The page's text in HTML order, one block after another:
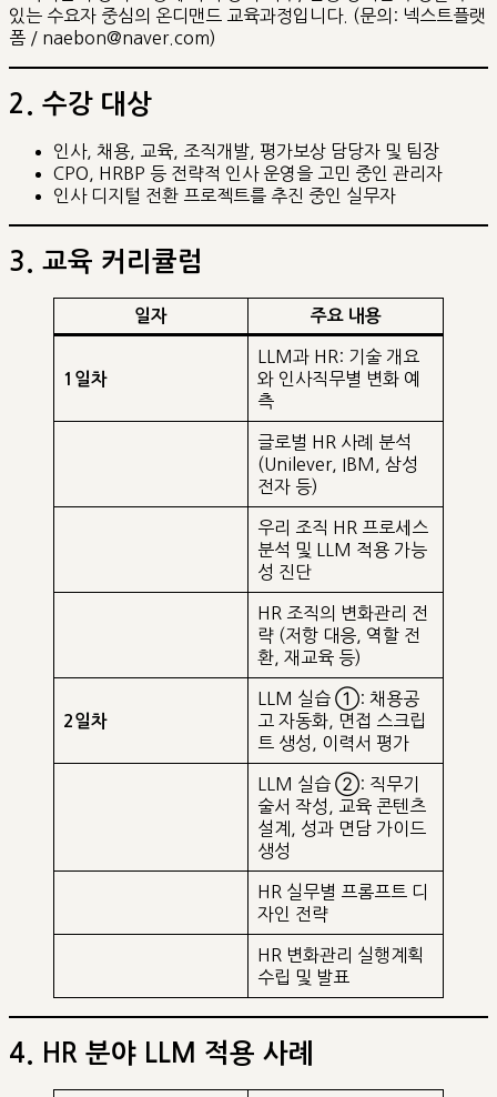
있는 수요자 중심의 온디맨드 교육과정입니다. (문의: 넥스트플랫
폼 / naebon@naver.com)
2. 수강 대상
인사, 채용, 교육, 조직개발, 평가보상 담당자 및 팀장
CPO, HRBP 등 전략적 인사 운영을 고민 중인 관리자
인사 디지털 전환 프로젝트를 추진 중인 실무자
3. 교육 커리큘럼
일자 주요 내용
1일차
LLM과 HR: 기술 개요
와 인사직무별 변화 예
측
글로벌 HR 사례 분석
(Unilever, IBM, 삼성
전자 등)
우리 조직 HR 프로세스
분석 및 LLM 적용 가능
성 진단
HR 조직의 변화관리 전
략 (저항 대응, 역할 전
환, 재교육 등)
2일차
LLM 실습 ①: 채용공
고 자동화, 면접 스크립
트 생성, 이력서 평가
LLM 실습 ②: 직무기
술서 작성, 교육 콘텐츠
설계, 성과 면담 가이드
생성
HR 실무별 프롬프트 디
자인 전략
HR 변화관리 실행계획
수립 및 발표
4. HR 분야 LLM 적용 사례